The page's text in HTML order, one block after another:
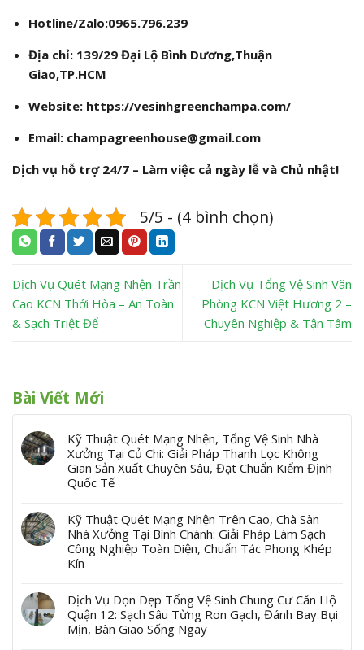
Hotline/Zalo:0965.796.239
Địa chỉ: 139/29 Đại Lộ Bình Dương,Thuận
Giao,TP.HCM
Website: https://vesinhgreenchampa.com/
Email: champagreenhouse@gmail.com
Dịch vụ hỗ trợ 24/7 – Làm việc cả ngày lễ và Chủ nhật!
5/5 - (4 bình chọn)
Dịch Vụ Quét Mạng Nhện Trần
Cao KCN Thới Hòa – An Toàn
& Sạch Triệt Để
Dịch Vụ Tổng Vệ Sinh Văn
Phòng KCN Việt Hương 2 –
Chuyên Nghiệp & Tận Tâm
Bài Viết Mới
Kỹ Thuật Quét Mạng Nhện, Tổng Vệ Sinh Nhà
Xưởng Tại Củ Chi: Giải Pháp Thanh Lọc Không
Gian Sản Xuất Chuyên Sâu, Đạt Chuẩn Kiểm Định
Quốc Tế
Kỹ Thuật Quét Mạng Nhện Trên Cao, Chà Sàn
Nhà Xưởng Tại Bình Chánh: Giải Pháp Làm Sạch
Công Nghiệp Toàn Diện, Chuẩn Tác Phong Khép
Kín
Dịch Vụ Dọn Dẹp Tổng Vệ Sinh Chung Cư Căn Hộ
Quận 12: Sạch Sâu Từng Ron Gạch, Đánh Bay Bụi
Mịn, Bàn Giao Sống Ngay